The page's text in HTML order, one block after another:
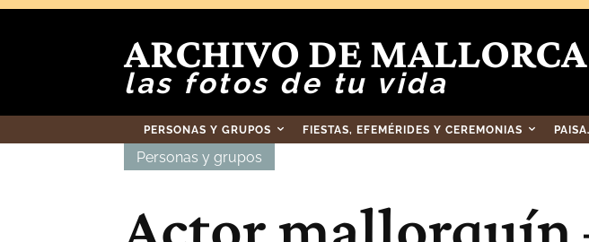
ARCHIVO DE MALLORCA
las fotos de tu vida
PERSONAS Y GRUPOS FIESTAS, EFEMÉRIDES Y CEREMONIAS
Personas y grupos